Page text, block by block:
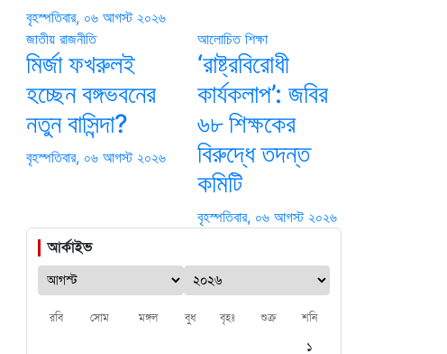
বৃহস্পতিবার, ০৬ আগস্ট ২০২৬
জাতীয় রাজনীতি
মির্জা ফখরুলই
হচ্ছেন বঙ্গভবনের
নতুন বাসিন্দা?
বৃহস্পতিবার, ০৬ আগস্ট ২০২৬
আলোচিত শিক্ষা
‘রাষ্ট্রবিরোধী
কার্যকলাপ’: জবির
৬৮ শিক্ষকের
বিরুদ্ধে তদন্ত
কমিটি
বৃহস্পতিবার, ০৬ আগস্ট ২০২৬
আর্কাইভ
রবি সোম মঙ্গল বুধ বৃহঃ শুক্র শনি
১